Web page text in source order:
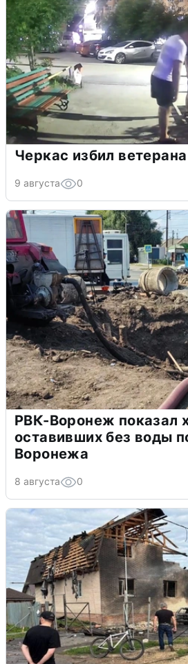
Черкас избил
9 августа 0
РВК-Воронеж показал
оставивших без воды
Воронежа
8 августа 0